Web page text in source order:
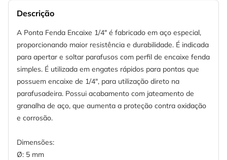
Descrição
A Ponta Fenda Encaixe 1/4" é fabricado em aço especial,
proporcionando maior resistência e durabilidade. É indicada
para apertar e soltar parafusos com perfil de encaixe fenda
simples. É utilizada em engates rápidos para pontas que
possuem encaixe de 1/4", para utilização direto na
parafusadeira. Possui acabamento com jateamento de
granalha de aço, que aumenta a proteção contra oxidação
e corrosão.
Dimensões:
Ø: 5 mm